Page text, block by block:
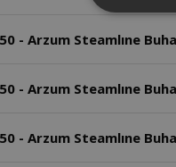
- Arzum Steamlıne
- Arzum Steamlıne
- Arzum Steamlıne